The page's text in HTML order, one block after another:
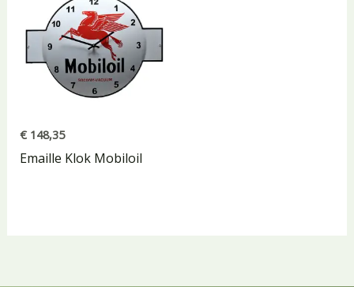
€148,35
Emaille Klok Mobiloil